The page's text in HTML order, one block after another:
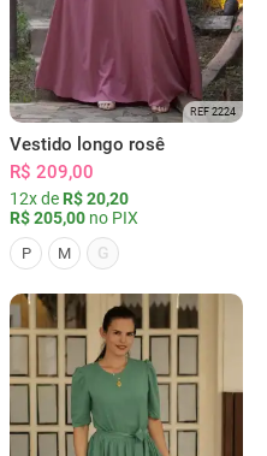
REF 2224
Vestido longo rosê
R$ 209,00
12x de R$ 20,20
R$ 205,00 no PIX
P M G